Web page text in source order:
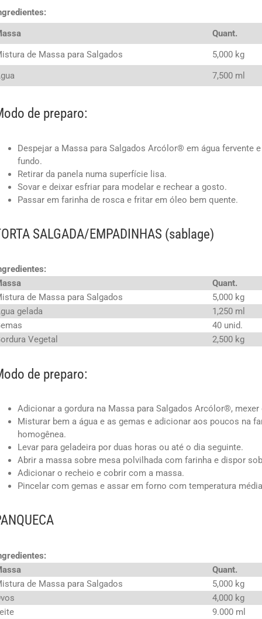
Quant.
de Massa para Salgados
5,000 kg
7,500 ml
de preparo:
Despejar a Massa para Salgados Arcólor® em água fervente
fundo.
Retirar da panela numa superfície lisa.
Sovar e deixar esfriar para modelar e rechear a gosto.
Passar em farinha de rosca e fritar em óleo bem quente.
SALGADA/EMPADINHAS (sablage)
Quant.
de Massa para Salgados
5,000 kg
gelada
1,250 ml
40 unid.
Vegetal
2,500 kg
de preparo:
Adicionar a gordura na Massa para Salgados Arcólor®,
Misturar bem a água e as gemas e adicionar aos poucos na
homogênea.
Levar para geladeira por duas horas ou até o dia seguinte.
Abrir a massa sobre mesa polvilhada com farinha e dispor
Adicionar o recheio e cobrir com a massa.
Pincelar com gemas e assar em forno com temperatura
Quant.
de Massa para Salgados
5,000 kg
4,000 kg
9.000 ml